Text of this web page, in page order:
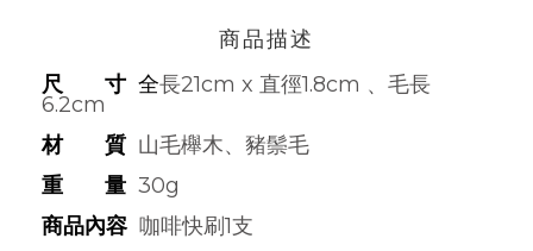
商品描述
尺 寸 全長21cm x 直徑1.8cm 、毛長
6.2cm
材 質 山毛櫸木、豬鬃毛
重 量 30g
商品內容 咖啡快刷1支